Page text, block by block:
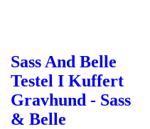
Sass And Belle
Testel I Kuffert
Gravhund - Sass
& Belle